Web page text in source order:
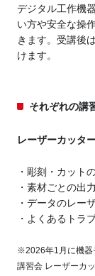
デジタル工作機
い方や安全な操
きます。受講後
けます。
それぞれの講
レーザーカッタ
彫刻・カット
素材ごとの出
データのレー
よくあるトラ
※2026年1月に機器
講習会 レーザーカ